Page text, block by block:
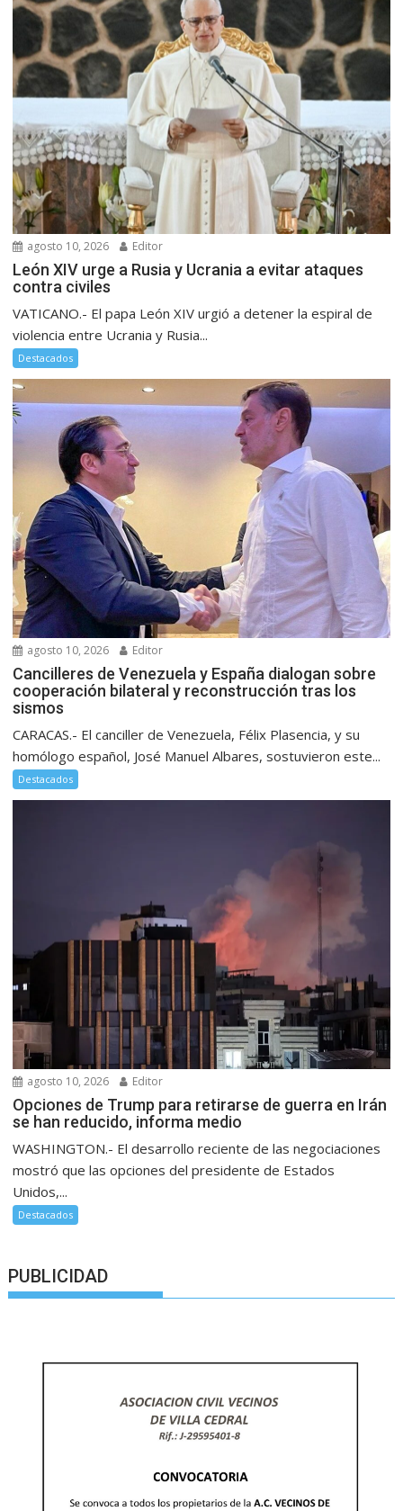
agosto 10, 2026 Editor
León XIV urge a Rusia y Ucrania a evitar ataques
contra civiles
VATICANO.- El papa León XIV urgió a detener la espiral de
violencia entre Ucrania y Rusia...
Destacados
agosto 10, 2026 Editor
Cancilleres de Venezuela y España dialogan sobre
cooperación bilateral y reconstrucción tras los
sismos
CARACAS.- El canciller de Venezuela, Félix Plasencia, y su
homólogo español, José Manuel Albares, sostuvieron este...
Destacados
agosto 10, 2026 Editor
Opciones de Trump para retirarse de guerra en Irán
se han reducido, informa medio
WASHINGTON.- El desarrollo reciente de las negociaciones
mostró que las opciones del presidente de Estados
Unidos,...
Destacados
PUBLICIDAD